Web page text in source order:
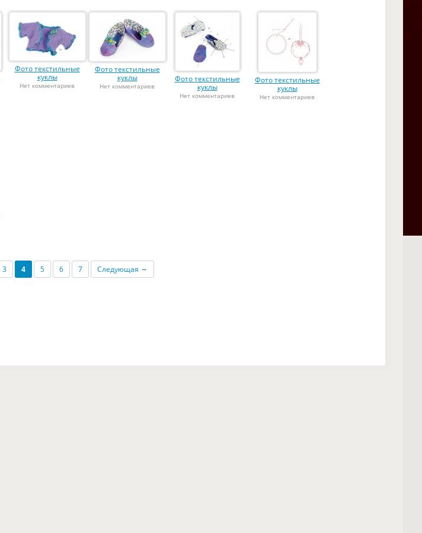
Фото текстильные
куклы
Нет комментариев
Фото текстильные
куклы
Нет комментариев
Фото текстильные
куклы
Нет комментариев
Фото текстильные
куклы
Нет комментариев
3 4 5 6 7 Следующая →